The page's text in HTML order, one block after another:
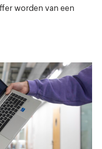
worden van een